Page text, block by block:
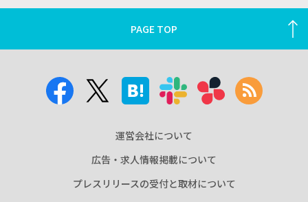
PAGE TOP
運営会社について
広告・求人情報掲載について
プレスリリースの受付と取材について